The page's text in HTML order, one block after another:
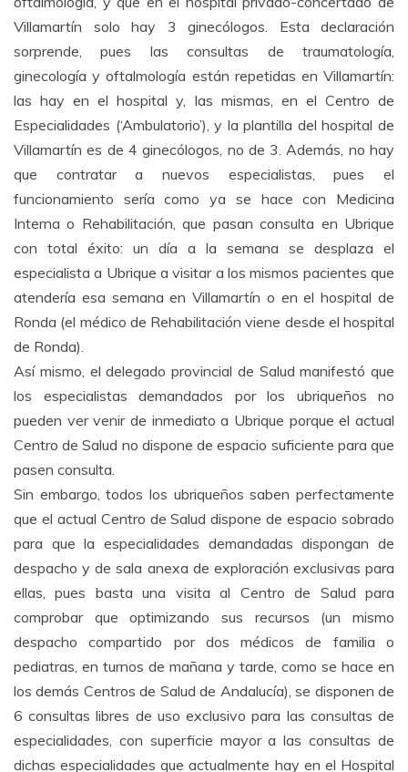
Villamartín solo hay 3 ginecólogos. Esta declaración
sorprende, pues las consultas de traumatología,
ginecología y oftalmología están repetidas en Villamartín:
las hay en el hospital y, las mismas, en el Centro de
Especialidades (‘Ambulatorio’), y la plantilla del hospital de
Villamartín es de 4 ginecólogos, no de 3. Además, no hay
que contratar a nuevos especialistas, pues el
funcionamiento sería como ya se hace con Medicina
Interna o Rehabilitación, que pasan consulta en Ubrique
con total éxito: un día a la semana se desplaza el
especialista a Ubrique a visitar a los mismos pacientes que
atendería esa semana en Villamartín o en el hospital de
Ronda (el médico de Rehabilitación viene desde el hospital
de Ronda).
Así mismo, el delegado provincial de Salud manifestó que
los especialistas demandados por los ubriqueños no
pueden ver venir de inmediato a Ubrique porque el actual
Centro de Salud no dispone de espacio suficiente para que
pasen consulta.
Sin embargo, todos los ubriqueños saben perfectamente
que el actual Centro de Salud dispone de espacio sobrado
para que la especialidades demandadas dispongan de
despacho y de sala anexa de exploración exclusivas para
ellas, pues basta una visita al Centro de Salud para
comprobar que optimizando sus recursos (un mismo
despacho compartido por dos médicos de familia o
pediatras, en turnos de mañana y tarde, como se hace en
los demás Centros de Salud de Andalucía), se disponen de
6 consultas libres de uso exclusivo para las consultas de
especialidades, con superficie mayor a las consultas de
dichas especialidades que actualmente hay en el Hospital